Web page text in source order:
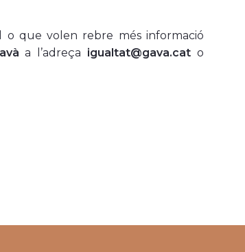
o que volen rebre més informació
a l’adreça igualtat@gava.cat o